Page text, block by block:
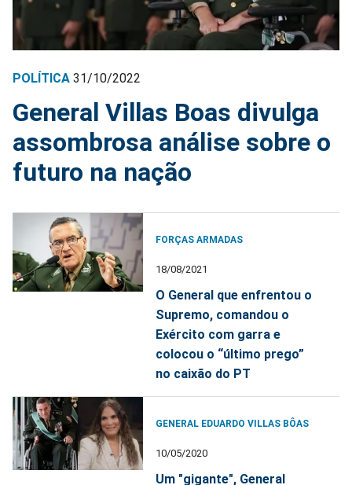
POLÍTICA 31/10/2022
General Villas Boas divulga
assombrosa análise sobre o
futuro na nação
FORÇAS ARMADAS
18/08/2021
O General que enfrentou o
Supremo, comandou o
Exército com garra e
colocou o “último prego”
no caixão do PT
GENERAL EDUARDO VILLAS BÔAS
10/05/2020
Um "gigante", General